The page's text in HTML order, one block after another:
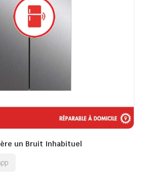
un Bruit Inhabituel